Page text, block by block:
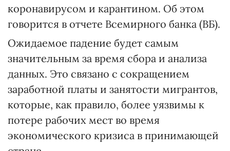
коронавирусом и карантином. Об этом
говорится в отчете Всемирного банка (ВБ).
Ожидаемое падение будет самым
значительным за время сбора и анализа
данных. Это связано с сокращением
заработной платы и занятости мигрантов,
которые, как правило, более уязвимы к
потере рабочих мест во время
экономического кризиса в принимающей